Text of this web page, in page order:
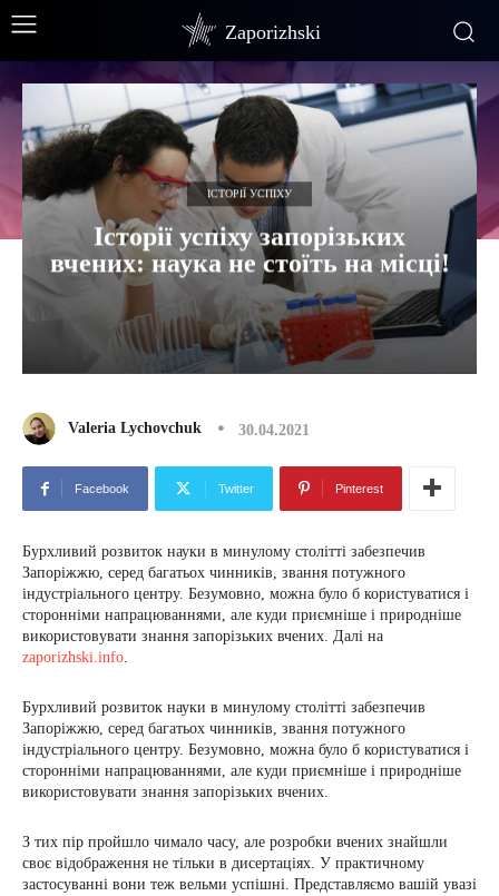
Zaporizhski
ІСТОРІЇ УСПІХУ
Історії успіху запорізьких
вчених: наука не стоїть на місці!
Valeria Lychovchuk 30.04.2021
Facebook Twitter Pinterest
Бурхливий розвиток науки в минулому столітті забезпечив
Запоріжжю, серед багатьох чинників, звання потужного
індустріального центру. Безумовно, можна було б користуватися і
сторонніми напрацюваннями, але куди приємніше і природніше
використовувати знання запорізьких вчених. Далі на
zaporizhski.info.
Бурхливий розвиток науки в минулому столітті забезпечив
Запоріжжю, серед багатьох чинників, звання потужного
індустріального центру. Безумовно, можна було б користуватися і
сторонніми напрацюваннями, але куди приємніше і природніше
використовувати знання запорізьких вчених.
З тих пір пройшло чимало часу, але розробки вчених знайшли
своє відображення не тільки в дисертаціях. У практичному
застосуванні вони теж вельми успішні. Представляємо вашій увазі